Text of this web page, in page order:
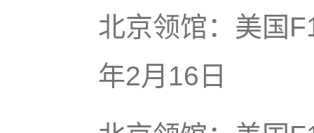
北京领馆：美国
年2月16日